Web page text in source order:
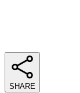
SHARE